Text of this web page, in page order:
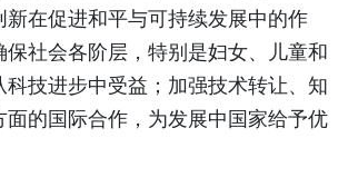
在促进和平与可持续发展中的作
保社会各阶层，特别是妇女、儿童和
技进步中受益；加强技术转让、知
的国际合作，为发展中国家给予优